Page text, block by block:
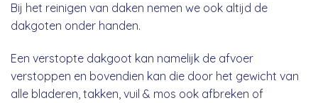
Bij het reinigen van daken nemen we ook altijd de
dakgoten onder handen.
Een verstopte dakgoot kan namelijk de afvoer
verstoppen en bovendien kan die door het gewicht van
alle bladeren, takken, vuil & mos ook afbreken of